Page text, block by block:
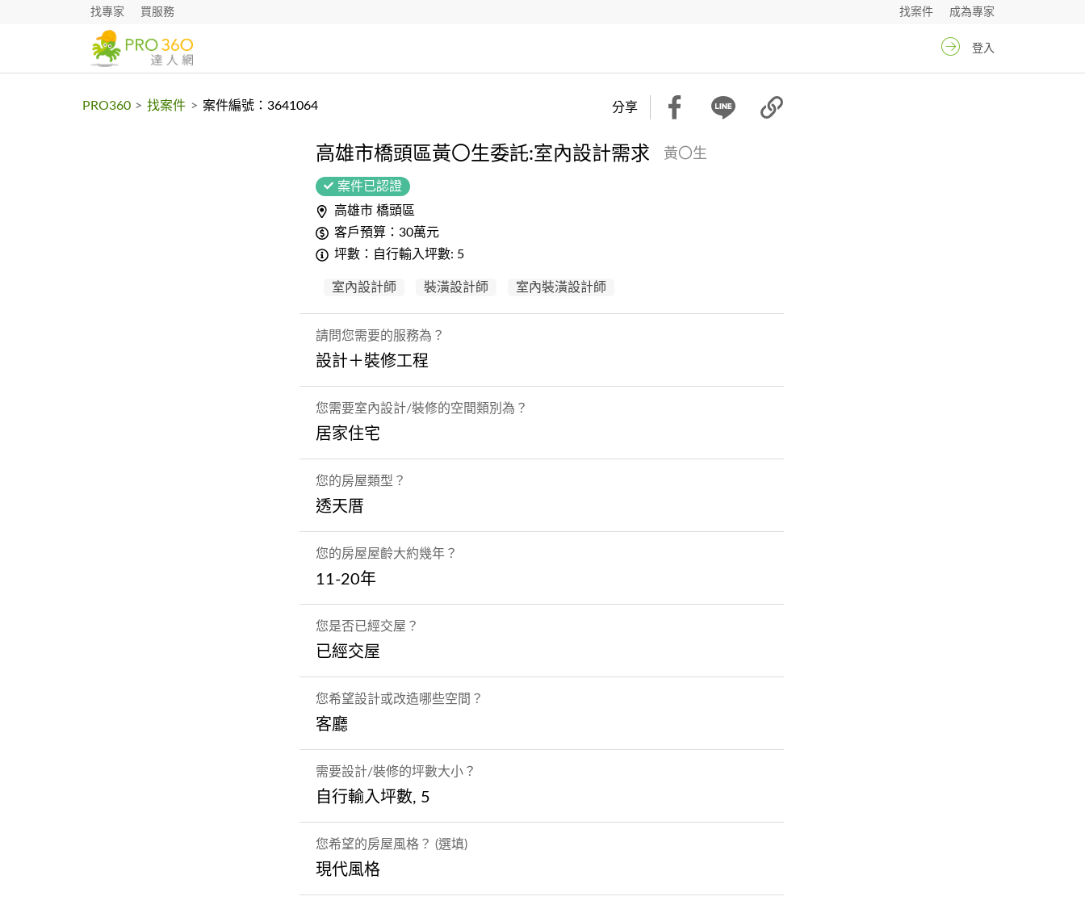
找專家 買服務 成為專家
找案件
登入
PRO360 > 找案件 > 案件編號：3641064 分享
高雄市橋頭區黃〇生委託:室內設計需求 黃〇生
案件已認證
高雄市 橋頭區
客戶預算：30萬元
坪數：自行輸入坪數: 5
室內設計師 裝潢設計師 室內裝潢設計師
請問您需要的服務為？
設計＋裝修工程
您需要室內設計/裝修的空間類別為？
居家住宅
您的房屋類型？
透天厝
您的房屋屋齡大約幾年？
11-20年
您是否已經交屋？
已經交屋
您希望設計或改造哪些空間？
客廳
需要設計/裝修的坪數大小？
自行輸入坪數, 5
您希望的房屋風格？ (選填)
現代風格